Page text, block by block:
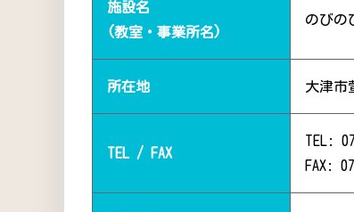
施設名
(教室・事業所名)
のびの
所在地 大津市
TEL / FAX
TEL:
FAX: